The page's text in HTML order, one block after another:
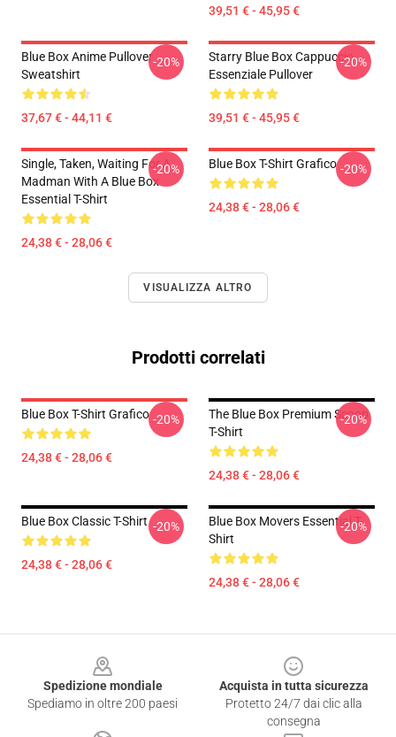
39,51 € - 45,95 €
Blue Box Anime Pullover
Sweatshirt
37,67 € - 44,11 €
-20%
Starry Blue Box Cappuccio
Essenziale Pullover
39,51 € - 45,95 €
-20%
Single, Taken, Waiting For A
Madman With A Blue Box
Essential T-Shirt
24,38 € - 28,06 €
-20% Blue Box T-Shirt Grafico
24,38 € - 28,06 €
-20%
VISUALIZZA ALTRO
Prodotti correlati
Blue Box T-Shirt Grafico
24,38 € - 28,06 €
-20%
The Blue Box Premium Scoop
T-Shirt
24,38 € - 28,06 €
-20%
Blue Box Classic T-Shirt
24,38 € - 28,06 €
-20%
Blue Box Movers Essential T-
Shirt
24,38 € - 28,06 €
-20%
Spedizione mondiale
Spediamo in oltre 200 paesi
Acquista in tutta sicurezza
Protetto 24/7 dai clic alla
consegna